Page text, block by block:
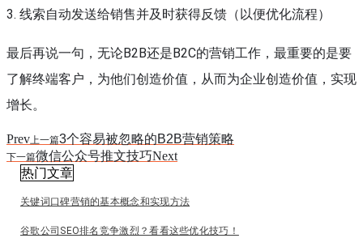
3. 线索自动发送给销售并及时获得反馈（以便优化流程）
最后再说一句，无论B2B还是B2C的营销工作，最重要的是要
了解终端客户，为他们创造价值，从而为企业创造价值，实现
增长。
Prev上一篇3个容易被忽略的B2B营销策略
下一篇微信公众号推文技巧Next
热门文章
关键词口碑营销的基本概念和实现方法
谷歌公司SEO排名竞争激烈？看看这些优化技巧！